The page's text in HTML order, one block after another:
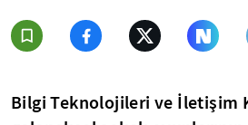
Bilgi Teknolojileri ve İletişim